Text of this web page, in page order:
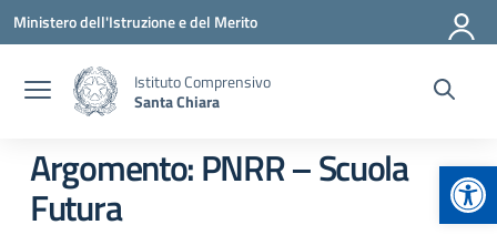
Vai ai contenuti
Vai al menu di navigazione
Vai al footer
Ministero dell'Istruzione e del Merito
Istituto Comprensivo
Santa Chiara
Argomento: PNRR – Scuola
Futura